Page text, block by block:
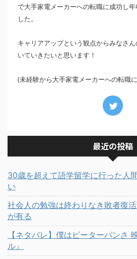
で大手家電メーカーへの転職に成功し
した。
キャリアアップという観点からみなさ
いていきたいと思います！
(未経験から大手家電メーカーへの転職
最近の投稿
30歳を超えて語学留学に行った人
い
社会人の勉強は終わりなき敗者復
が有る
【ネタバレ】僕はピーターパンさ
ル』